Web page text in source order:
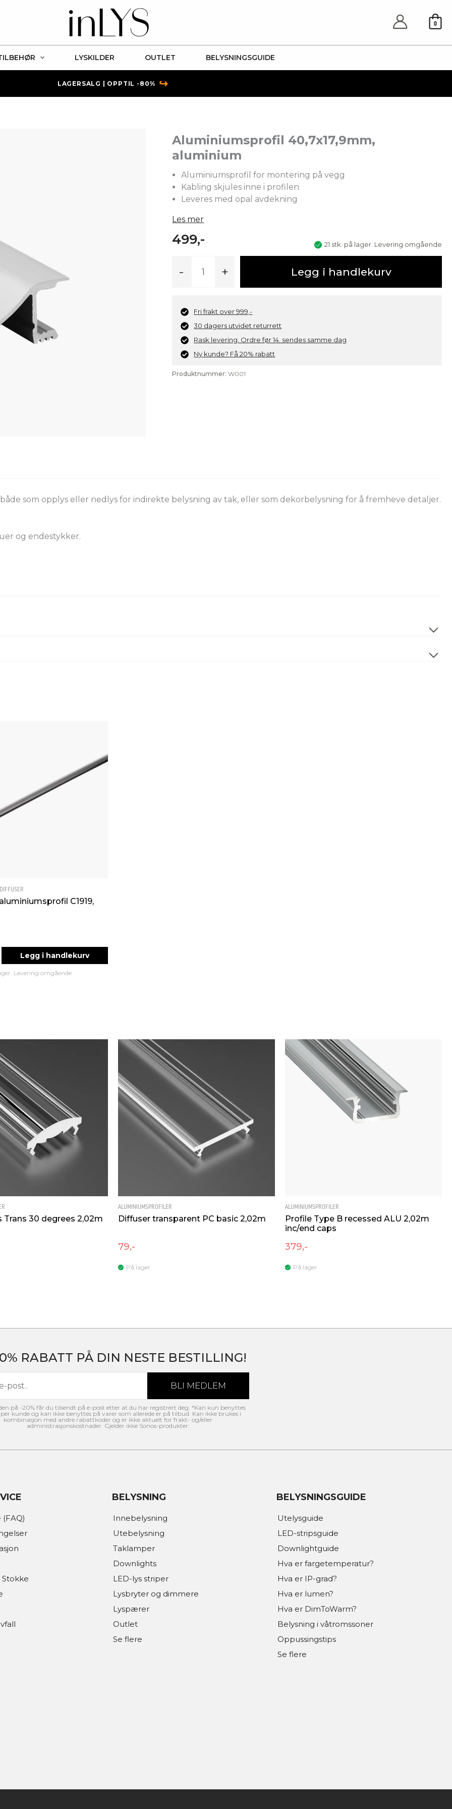
0
LYSKILDER OUTLET BELYSNINGSGUIDE
LAGERSALG | OPPTIL -80% ↪
Aluminiumsprofil 40,7x17,9mm,
aluminium
Aluminiumsprofil for montering på vegg
Kabling skjules inne i profilen
Leveres med opal avdekning
Les mer
499,- 21 stk. på lager. Levering omgående
-
40,7x17,9mm,+ Legg i handlekurv
Fri frakt over 999,-
30 dagers utvidet returrett
Rask levering. Ordre før 14. sendes samme dag
Ny kunde? Få 20% rabatt
Produktnummer:W001
som opplys eller nedlys for indirekte belysning av tak, eller som dekorbelysning for å fremheve detaljer.
og endestykker.
C1919,
Legg i handlekurv
Levering omgående
Trans 30 degrees 2,02m
ALUMINIUMSPROFILER
Diffuser transparent PC basic 2,02m
79,-
På lager
ALUMINIUMSPROFILER
Profile Type B recessed ALU 2,02m
inc/end caps
379,-
På lager
RABATT PÅ DIN NESTE BESTILLING!
på -20% får du tilsendt på e-post etter at du har registrert deg. *Kan kun benyttes
kunde og kan ikke benyttes på varer som allerede er på tilbud. Kan ikke brukes i
kombinasjon med andre rabattkoder og er ikke aktuelt for frakt- og/eller
administrasjonskostnader. Gjelder ikke Sonos-produkter.
BELYSNING
Innebelysning
Utebelysning
Taklamper
Downlights
LED-lys striper
Lysbryter og dimmere
Lyspærer
Outlet
Se flere
BELYSNINGSGUIDE
Utelysguide
LED-stripsguide
Downlightguide
Hva er fargetemperatur?
Hva er IP-grad?
Hva er lumen?
Hva er DimToWarm?
Belysning i våtromssoner
Oppussingstips
Se flere